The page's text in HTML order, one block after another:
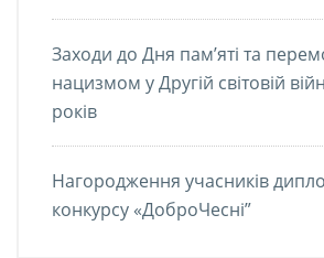
Заходи до Дня пам’яті та
нацизмом у Другій світовій
років
Нагородження учасників
конкурсу «ДоброЧесні”